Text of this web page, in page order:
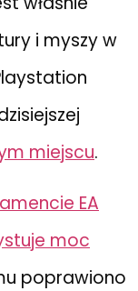
i myszy w
miejscu.
EA
moc
poprawiono